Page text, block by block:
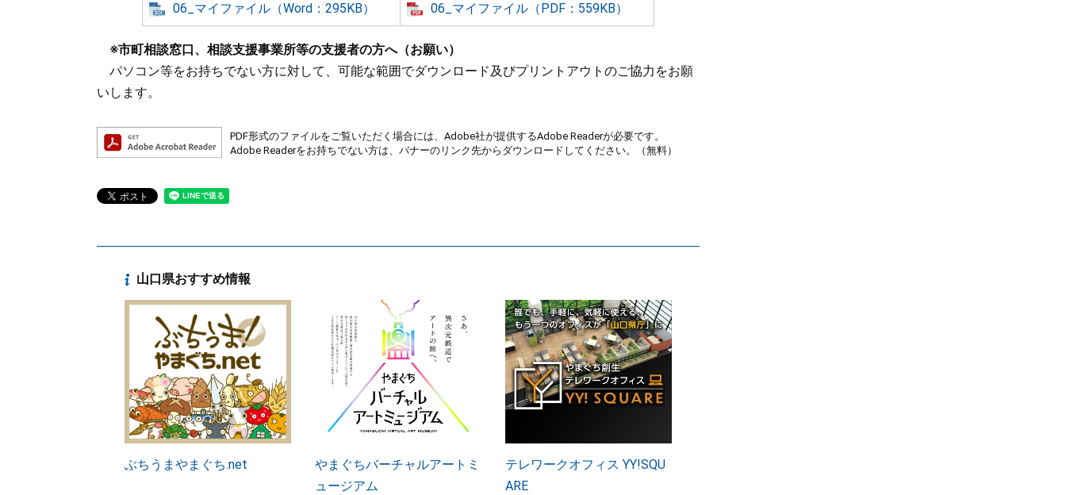
06_マイファイル（Word：295KB） 06_マイファイル（PDF：559KB）
※市町相談窓口、相談支援事業所等の支援者の方へ（お願い）
パソコン等をお持ちでない方に対して、可能な範囲でダウンロード及びプリントアウトのご協力をお願
いします。
PDF形式のファイルをご覧いただく場合には、Adobe社が提供するAdobe Readerが必要です。
Adobe Readerをお持ちでない方は、バナーのリンク先からダウンロードしてください。（無料）
山口県おすすめ情報
ぶちうまやまぐち.net
やまぐちバーチャルアートミ
ュージアム
テレワークオフィス YY!SQU
ARE